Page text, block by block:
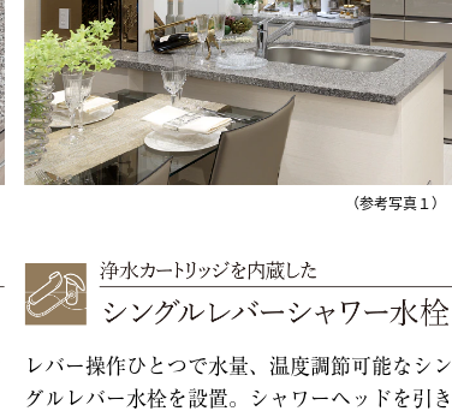
（参考写真１）
レバー操作ひとつで水量、温度調節可能なシン
グルレバー水栓を設置。シャワーヘッドを引き